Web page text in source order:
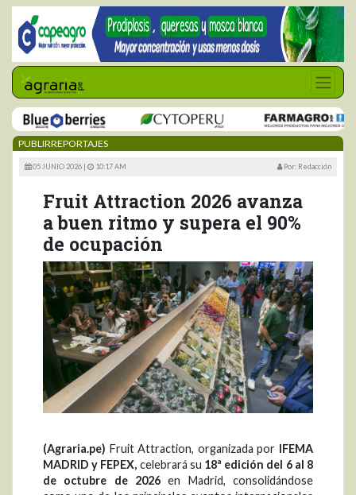
PUBLIRREPORTAJES
05 JUNIO 2026 | 10:17 AM Por: Redacción
Fruit Attraction 2026 avanza
a buen ritmo y supera el 90%
de ocupación
(Agraria.pe) Fruit Attraction, organizada por IFEMA
MADRID y FEPEX, celebrará su 18ª edición del 6 al 8
de octubre de 2026 en Madrid, consolidándose